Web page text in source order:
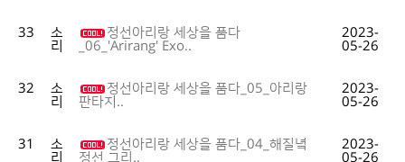
33
소
리
정선아리랑 세상을 품다
_06_'Arirang' Exo..
2023-
05-26
32
소
리
정선아리랑 세상을 품다_05_아리랑
판타지..
2023-
05-26
31
소
리
정선아리랑 세상을 품다_04_해질녘
정선 그리..
2023-
05-26